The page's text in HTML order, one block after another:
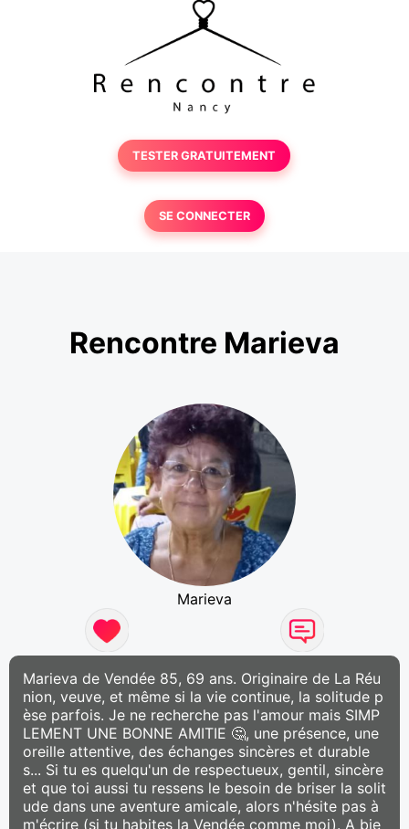
TESTER GRATUITEMENT
SE CONNECTER
Rencontre Marieva
Marieva
Marieva de Vendée 85, 69 ans. Originaire de La Réu
nion, veuve, et même si la vie continue, la solitude p
èse parfois. Je ne recherche pas l'amour mais SIMP
LEMENT UNE BONNE AMITIE 🤔, une présence, une
oreille attentive, des échanges sincères et durable
s... Si tu es quelqu'un de respectueux, gentil, sincère
et que toi aussi tu ressens le besoin de briser la solit
ude dans une aventure amicale, alors n'hésite pas à
m'écrire (si tu habites la Vendée comme moi). A bie